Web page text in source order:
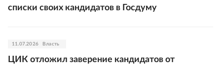
списки своих кандидатов в Госдуму
11.07.2026 Власть
ЦИК отложил заверение кандидатов от